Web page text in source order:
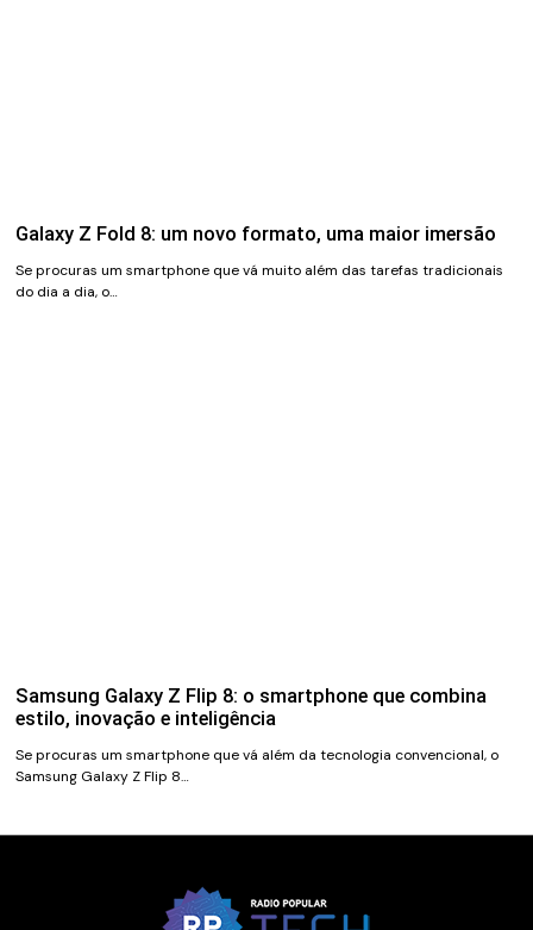
Galaxy Z Fold 8: um novo formato, uma maior imersão
Se procuras um smartphone que vá muito além das tarefas tradicionais
do dia a dia, o…
Samsung Galaxy Z Flip 8: o smartphone que combina
estilo, inovação e inteligência
Se procuras um smartphone que vá além da tecnologia convencional, o
Samsung Galaxy Z Flip 8…